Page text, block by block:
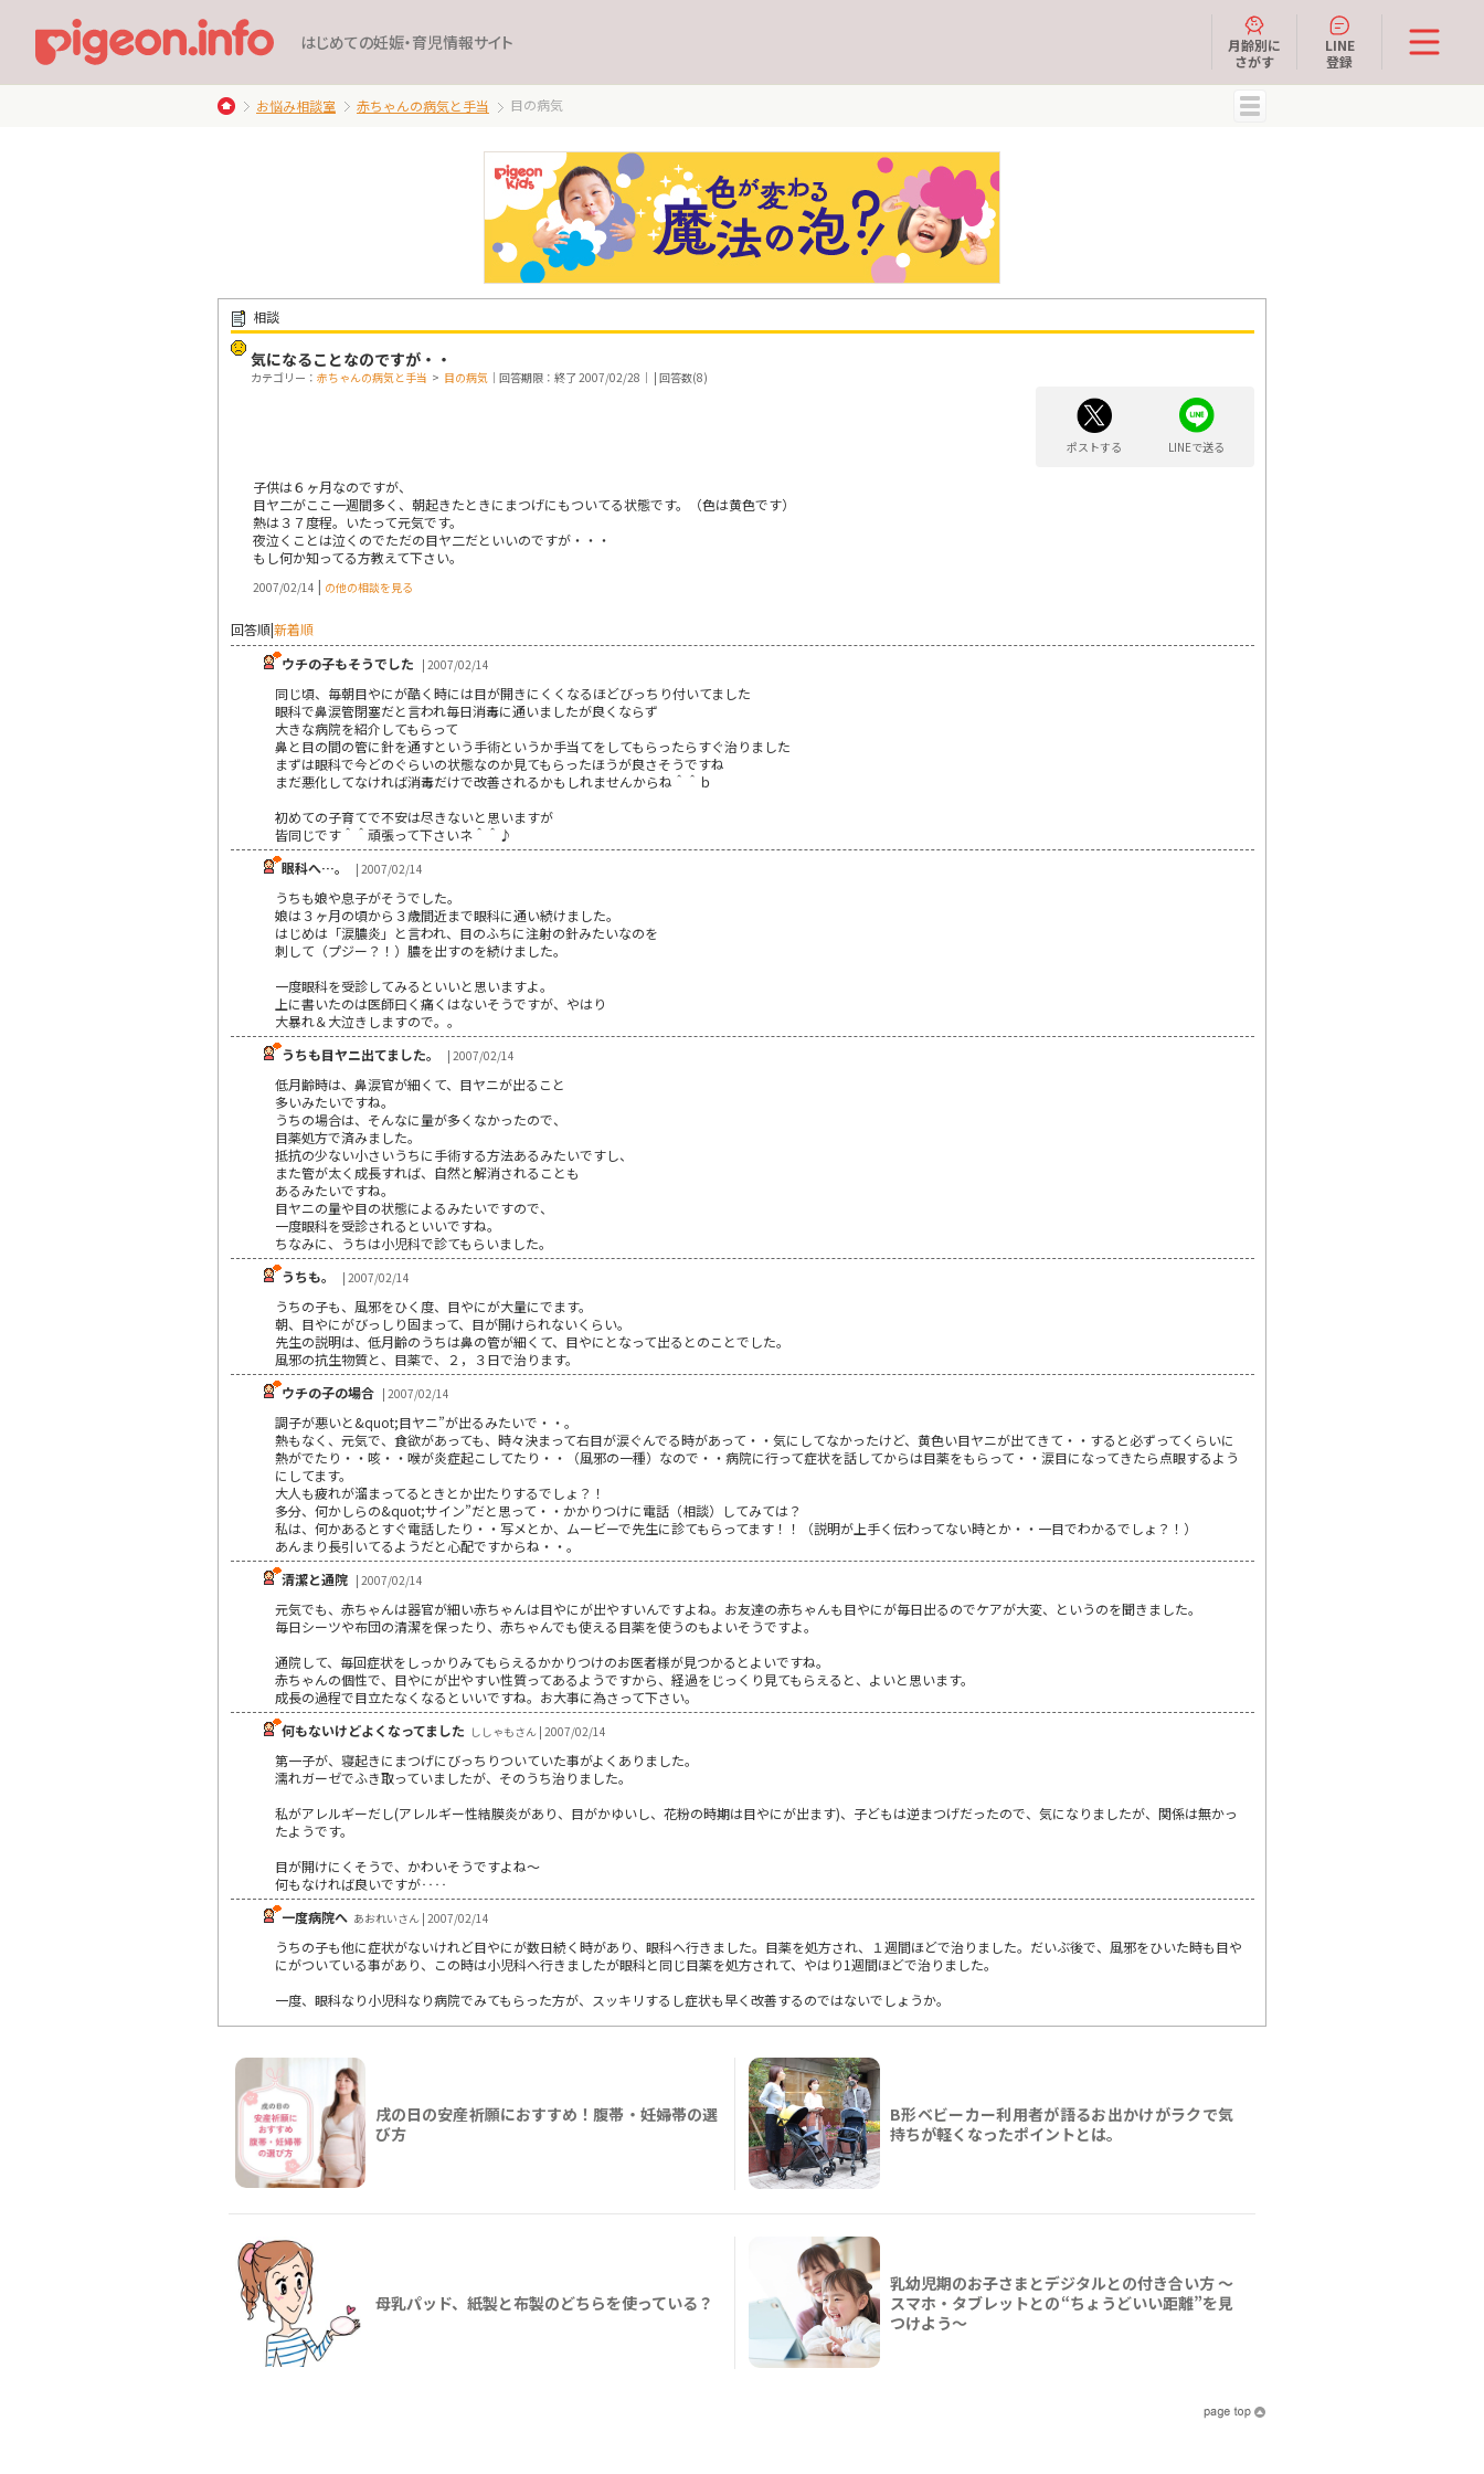
はじめての妊娠・育児情報サイト
月齢別に
さがす
LINE
登録
お悩み相談室 赤ちゃんの病気と手当 目の病気
相談
気になることなのですが・・
カテゴリー： 赤ちゃんの病気と手当 > 目の病気 ｜回答期限：終了 2007/02/28｜ | 回答数(8)
ポストする LINEで送る
子供は６ヶ月なのですが、
目ヤ二がここ一週間多く、朝起きたときにまつげにもついてる状態です。（色は黄色です）
熱は３７度程。いたって元気です。
夜泣くことは泣くのでただの目ヤ二だといいのですが・・・
もし何か知ってる方教えて下さい。
2007/02/14 | の他の相談を見る
回答順|新着順
ウチの子もそうでした | 2007/02/14
同じ頃、毎朝目やにが酷く時には目が開きにくくなるほどびっちり付いてました
眼科で鼻涙管閉塞だと言われ毎日消毒に通いましたが良くならず
大きな病院を紹介してもらって
鼻と目の間の管に針を通すという手術というか手当てをしてもらったらすぐ治りました
まずは眼科で今どのぐらいの状態なのか見てもらったほうが良さそうですね
まだ悪化してなければ消毒だけで改善されるかもしれませんからね＾＾ｂ
初めての子育てで不安は尽きないと思いますが
皆同じです＾＾頑張って下さいネ＾＾♪
眼科へ…。
| 2007/02/14
うちも娘や息子がそうでした。
娘は３ヶ月の頃から３歳間近まで眼科に通い続けました。
はじめは「涙膿炎」と言われ、目のふちに注射の針みたいなのを
刺して（プジー？！）膿を出すのを続けました。
一度眼科を受診してみるといいと思いますよ。
上に書いたのは医師曰く痛くはないそうですが、やはり
大暴れ＆大泣きしますので。。
うちも目ヤニ出てました。
| 2007/02/14
低月齢時は、鼻涙官が細くて、目ヤニが出ること
多いみたいですね。
うちの場合は、そんなに量が多くなかったので、
目薬処方で済みました。
抵抗の少ない小さいうちに手術する方法あるみたいですし、
また管が太く成長すれば、自然と解消されることも
あるみたいですね。
目ヤニの量や目の状態によるみたいですので、
一度眼科を受診されるといいですね。
ちなみに、うちは小児科で診てもらいました。
うちも。
| 2007/02/14
うちの子も、風邪をひく度、目やにが大量にでます。
朝、目やにがびっしり固まって、目が開けられないくらい。
先生の説明は、低月齢のうちは鼻の管が細くて、目やにとなって出るとのことでした。
風邪の抗生物質と、目薬で、２，３日で治ります。
ウチの子の場合 | 2007/02/14
調子が悪いと&quot;目ヤニ”が出るみたいで・・。
熱もなく、元気で、食欲があっても、時々決まって右目が涙ぐんでる時があって・・気にしてなかったけど、黄色い目ヤニが出てきて・・すると必ずってくらいに
熱がでたり・・咳・・喉が炎症起こしてたり・・（風邪の一種）なので・・病院に行って症状を話してからは目薬をもらって・・涙目になってきたら点眼するよう
にしてます。
大人も疲れが溜まってるときとか出たりするでしょ？！
多分、何かしらの&quot;サイン”だと思って・・かかりつけに電話（相談）してみては？
私は、何かあるとすぐ電話したり・・写メとか、ムービーで先生に診てもらってます！！（説明が上手く伝わってない時とか・・一目でわかるでしょ？！）
あんまり長引いてるようだと心配ですからね・・。
清潔と通院 | 2007/02/14
元気でも、赤ちゃんは器官が細い赤ちゃんは目やにが出やすいんですよね。お友達の赤ちゃんも目やにが毎日出るのでケアが大変、というのを聞きました。
毎日シーツや布団の清潔を保ったり、赤ちゃんでも使える目薬を使うのもよいそうですよ。
通院して、毎回症状をしっかりみてもらえるかかりつけのお医者様が見つかるとよいですね。
赤ちゃんの個性で、目やにが出やすい性質ってあるようですから、経過をじっくり見てもらえると、よいと思います。
成長の過程で目立たなくなるといいですね。お大事に為さって下さい。
何もないけどよくなってました ししゃもさん | 2007/02/14
第一子が、寝起きにまつげにびっちりついていた事がよくありました。
濡れガーゼでふき取っていましたが、そのうち治りました。
私がアレルギーだし(アレルギー性結膜炎があり、目がかゆいし、花粉の時期は目やにが出ます)、子どもは逆まつげだったので、気になりましたが、関係は無かっ
たようです。
目が開けにくそうで、かわいそうですよね～
何もなければ良いですが‥‥
一度病院へ あおれいさん | 2007/02/14
うちの子も他に症状がないけれど目やにが数日続く時があり、眼科へ行きました。目薬を処方され、１週間ほどで治りました。だいぶ後で、風邪をひいた時も目や
にがついている事があり、この時は小児科へ行きましたが眼科と同じ目薬を処方されて、やはり1週間ほどで治りました。
一度、眼科なり小児科なり病院でみてもらった方が、スッキリするし症状も早く改善するのではないでしょうか。
戌の日の安産祈願におすすめ！腹帯・妊婦帯の選
び方
B形ベビーカー利用者が語るお出かけがラクで気
持ちが軽くなったポイントとは。
母乳パッド、紙製と布製のどちらを使っている？
乳幼児期のお子さまとデジタルとの付き合い方 ～
スマホ・タブレットとの“ちょうどいい距離”を見
つけよう〜